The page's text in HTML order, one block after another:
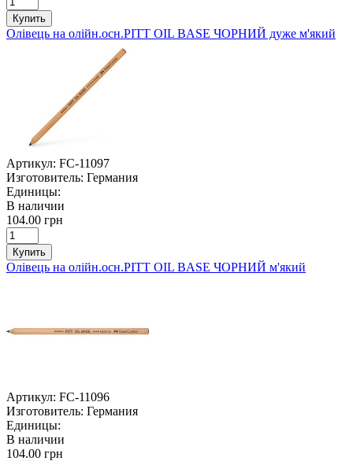
Купить
Олівець на олійн.осн.PITT OIL BASE ЧОРНИЙ дуже м'який
Артикул: FC-11097
Изготовитель: Германия
Единицы:
В наличии
104.00 грн
Купить
Олівець на олійн.осн.PITT OIL BASE ЧОРНИЙ м'який
Артикул: FC-11096
Изготовитель: Германия
Единицы:
В наличии
104.00 грн